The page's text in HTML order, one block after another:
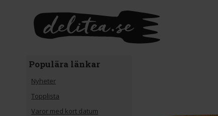
Populära länkar
Nyheter
Topplista
Varor med kort datum